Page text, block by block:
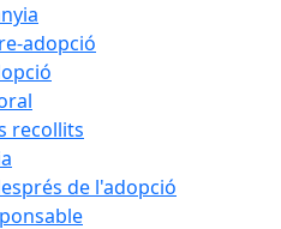
adopció
recollits
de l'adopció